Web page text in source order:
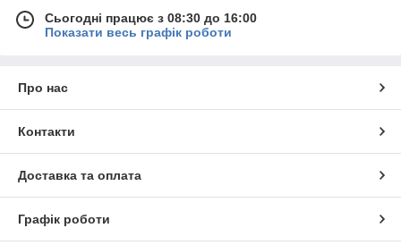
Сьогодні працює з 08:30 до 16:00
Показати весь графік роботи
Про нас
Контакти
Доставка та оплата
Графік роботи